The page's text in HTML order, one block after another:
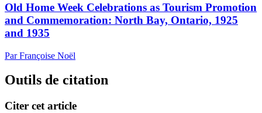
Old Home Week Celebrations as Tourism Promotion
and Commemoration: North Bay, Ontario, 1925
and 1935
Par Françoise Noël
Outils de citation
Citer cet article